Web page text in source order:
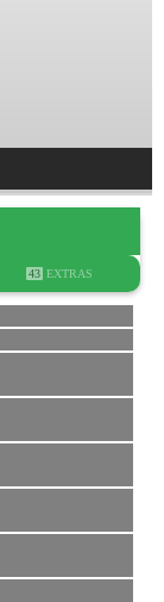
43 EXTRAS